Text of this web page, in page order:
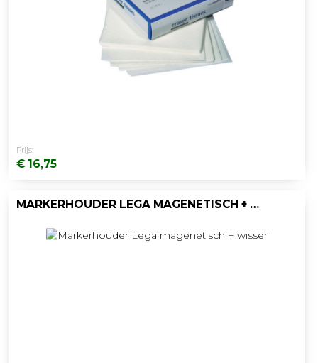
Prijs:
€ 16,75
MARKERHOUDER LEGA MAGENETISCH + WISSER